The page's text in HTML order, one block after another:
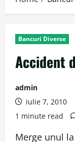
Bancuri Diverse
Accident
admin
iulie 7, 2010
1 minute read
Merge unul